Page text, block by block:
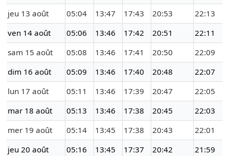
jeu 13 août
05:04 13:47 17:43 20:53
22:13
ven 14 août
05:06 13:46 17:42 20:51
22:11
sam 15 août
05:08 13:46 17:41 20:50
22:09
dim 16 août
05:09 13:46 17:40 20:48
22:07
lun 17 août
05:11 13:46 17:39 20:47
22:05
mar 18 août
05:13 13:46 17:38 20:45
22:03
mer 19 août
05:14 13:45 17:38 20:43
22:01
jeu 20 août
05:16 13:45 17:37 20:42
21:59